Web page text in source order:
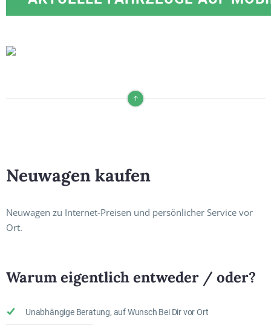
Neuwagen kaufen
Neuwagen zu Internet-Preisen und persönlicher Service vor
Ort.
Warum eigentlich entweder / oder?
Unabhängige Beratung, auf Wunsch Bei Dir vor Ort